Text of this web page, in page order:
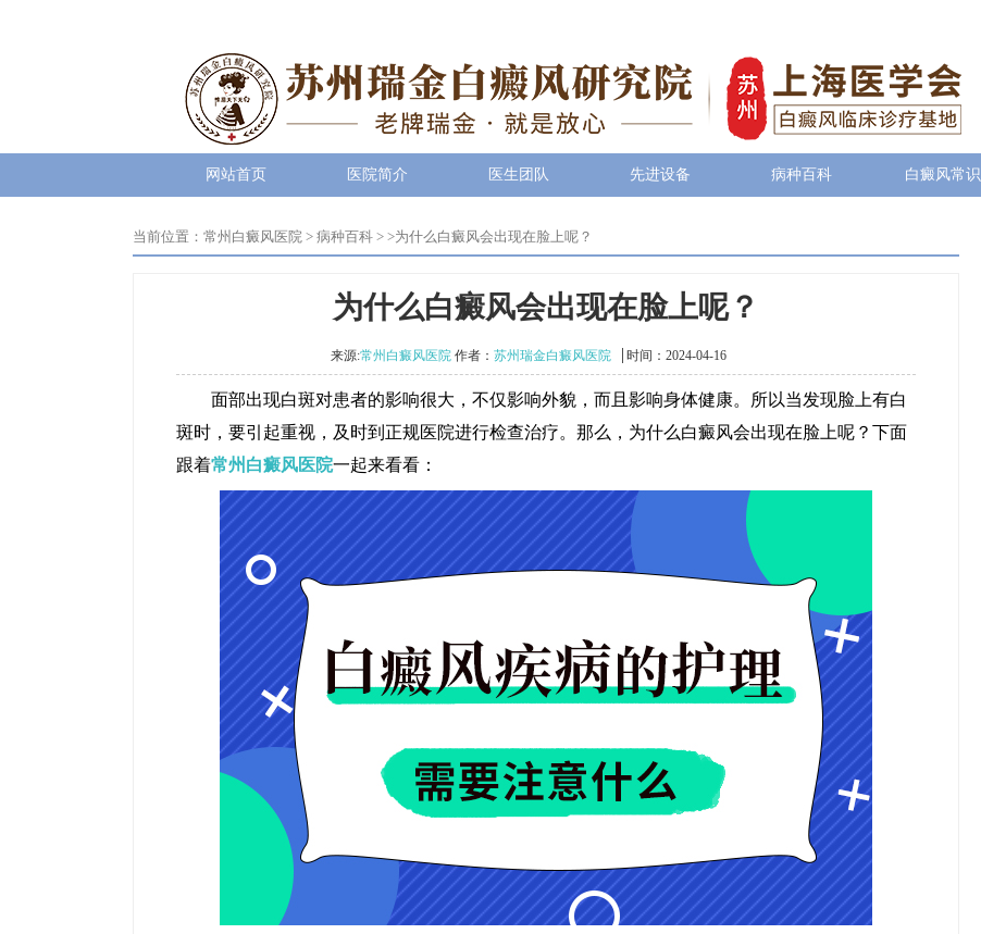
网站首页 医院简介 医生团队 先进设备 病种百科 白癜风常识
当前位置： 常州白癜风医院 > 病种百科 > >为什么白癜风会出现在脸上呢？
为什么白癜风会出现在脸上呢？
来源:常州白癜风医院 作者： 苏州瑞金白癜风医院 时间：2024-04-16
面部出现白斑对患者的影响很大，不仅影响外貌，而且影响身体健康。所以当发现脸上有白
斑时，要引起重视，及时到正规医院进行检查治疗。那么，为什么白癜风会出现在脸上呢？下面
跟着常州白癜风医院一起来看看：